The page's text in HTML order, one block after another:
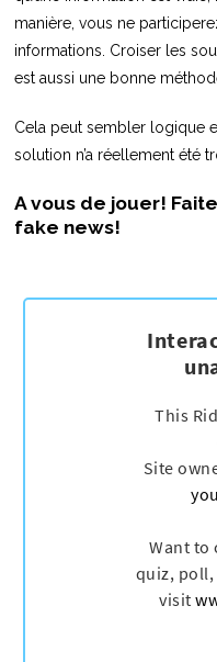
manière, vous ne
informations. Croiser les
est aussi une bonne
Cela peut sembler logique
solution n’a réellement été
A vous de jouer!
fake news!